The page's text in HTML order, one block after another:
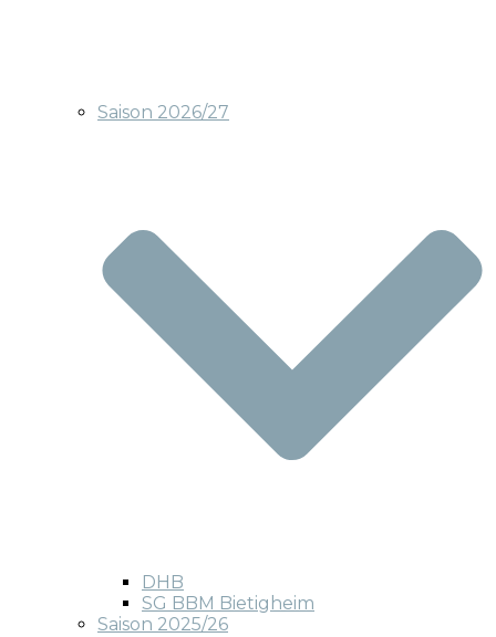
Saison 2026/27
DHB
SG BBM Bietigheim
Saison 2025/26